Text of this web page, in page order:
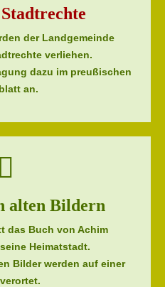
der Landgemeinde
verliehen.
dazu im preußischen
an.
alten Bildern
das Buch von Achim
Heimatstadt.
Bilder werden auf einer